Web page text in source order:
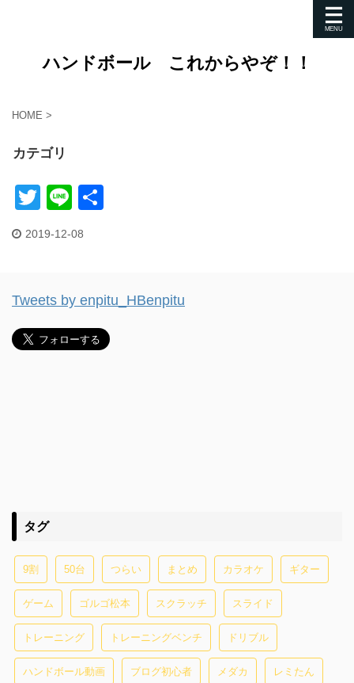
ハンドボール これからやぞ！！
HOME >
カテゴリ
T
wi
Li
n
2019-12-08
Tweets by enpitu_HBenpitu
タグ
9割 50台 つらい まとめ カラオケ ギター
ゲーム ゴルゴ松本 スクラッチ スライド
トレーニング トレーニングベンチ ドリブル
ハンドボール動画 ブログ初心者 メダカ レミたん